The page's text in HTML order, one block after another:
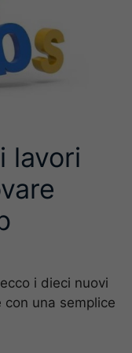
lavori
i dieci nuovi
con una semplice